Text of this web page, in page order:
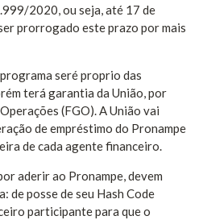
2020, ou seja, até 17 de
prorrogado este prazo por mais
seré proprio das
terá garantia da União, por
(FGO). A União vai
de empréstimo do Pronampe
de cada agente financeiro.
aderir ao Pronampe, devem
de posse de seu Hash Code
participante para que o